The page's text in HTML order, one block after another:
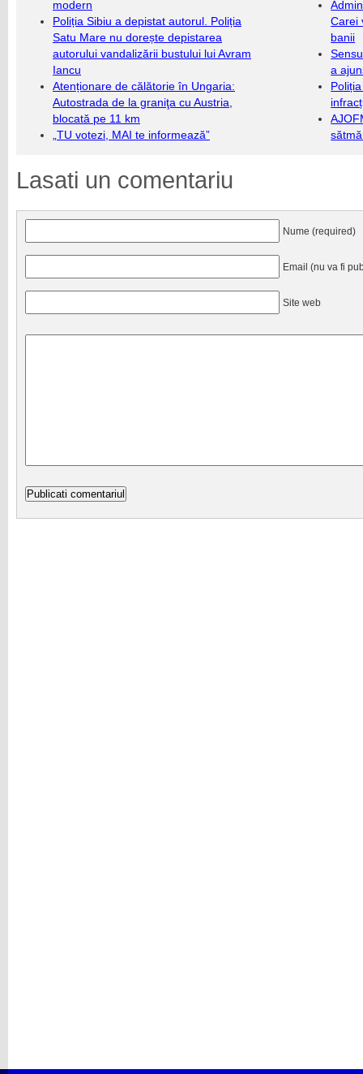
modern
Poliția Sibiu a depistat autorul. Poliția
Satu Mare nu dorește depistarea
autorului vandalizării bustului lui Avram
Iancu
Atenționare de călătorie în Ungaria:
Autostrada de la graniţa cu Austria,
blocată pe 11 km
„TU votezi, MAI te informează”
Carei
banii
a
Lasati un comentariu
Nume (required)
Email (nu va fi
Site web